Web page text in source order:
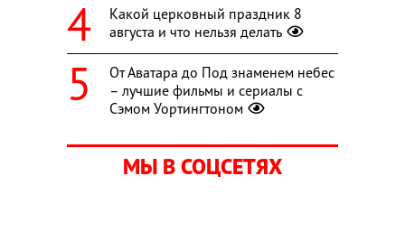
Какой церковный праздник 8
августа и что нельзя делать
От Аватара до Под знаменем небес
– лучшие фильмы и сериалы с
Сэмом Уортингтоном
МЫ В СОЦСЕТЯХ